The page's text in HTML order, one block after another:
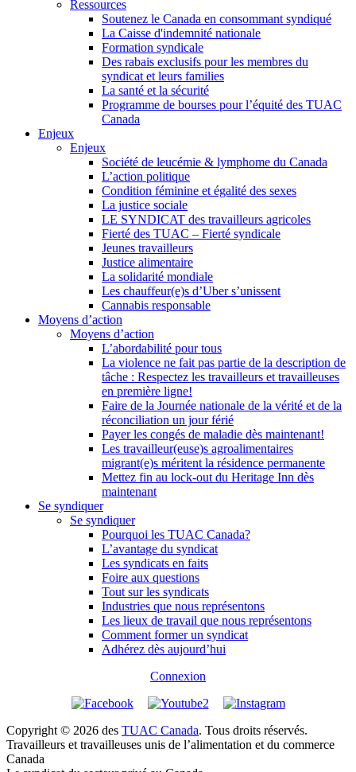
Ressources
Soutenez le Canada en consommant syndiqué
La Caisse d'indemnité nationale
Formation syndicale
Des rabais exclusifs pour les membres du
syndicat et leurs families
La santé et la sécurité
Programme de bourses pour l’équité des TUAC
Canada
Enjeux
Enjeux
Société de leucémie & lymphome du Canada
L’action politique
Condition féminine et égalité des sexes
La justice sociale
LE SYNDICAT des travailleurs agricoles
Fierté des TUAC – Fierté syndicale
Jeunes travailleurs
Justice alimentaire
La solidarité mondiale
Les chauffeur(e)s d’Uber s’unissent
Cannabis responsable
Moyens d’action
Moyens d’action
L’abordabilité pour tous
La violence ne fait pas partie de la description de
tâche : Respectez les travailleurs et travailleuses
en première ligne!
Faire de la Journée nationale de la vérité et de la
réconciliation un jour férié
Payer les congés de maladie dès maintenant!
Les travailleur(euse)s agroalimentaires
migrant(e)s méritent la résidence permanente
Mettez fin au lock-out du Heritage Inn dès
maintenant
Se syndiquer
Se syndiquer
Pourquoi les TUAC Canada?
L’avantage du syndicat
Les syndicats en faits
Foire aux questions
Tout sur les syndicats
Industries que nous représentons
Les lieux de travail que nous représentons
Comment former un syndicat
Adhérez dès aujourd’hui
Connexion
Copyright © 2026 des TUAC Canada. Tous droits réservés.
Travailleurs et travailleuses unis de l’alimentation et du commerce
Canada